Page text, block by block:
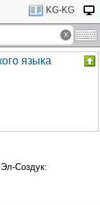
KG-KG
языка
Создук: